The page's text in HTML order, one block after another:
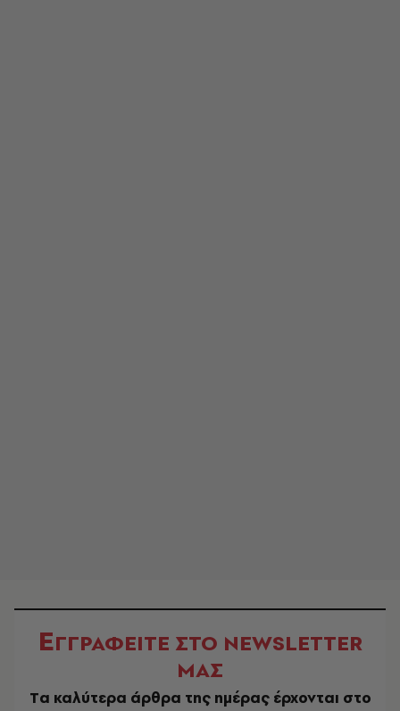
ΕΓΓΡΑΦΕΙΤΕ ΣΤΟ NEWSLETTER
ΜΑΣ
Tα καλύτερα άρθρα της ημέρας έρχονται στο